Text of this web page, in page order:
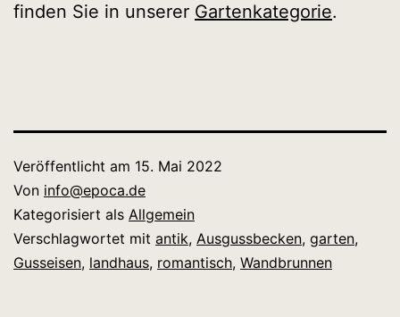
finden Sie in unserer Gartenkategorie.
Veröffentlicht am 15. Mai 2022
Von info@epoca.de
Kategorisiert als Allgemein
Verschlagwortet mit antik, Ausgussbecken, garten,
Gusseisen, landhaus, romantisch, Wandbrunnen